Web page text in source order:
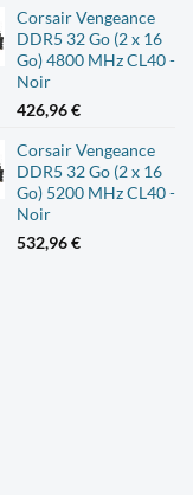
Corsair Vengeance
DDR5 32 Go (2 x 16
Go) 4800 MHz CL40 -
Noir
426,96€
Corsair Vengeance
DDR5 32 Go (2 x 16
Go) 5200 MHz CL40 -
Noir
532,96€